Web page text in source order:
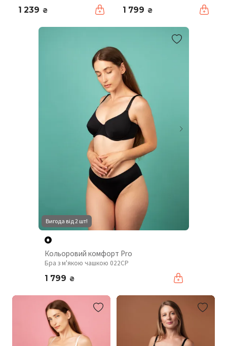
1 239 ₴ 1 799 ₴
Вигода від 2 шт!
Кольоровий комфорт Pro
Бра з м'якою чашкою 022CP
1 799 ₴